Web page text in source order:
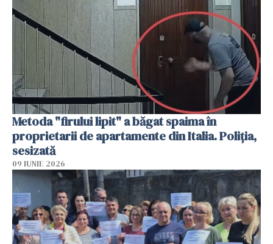
Metoda "firului lipit" a băgat spaima în
proprietarii de apartamente din Italia. Poliția,
sesizată
09 IUNIE 2026